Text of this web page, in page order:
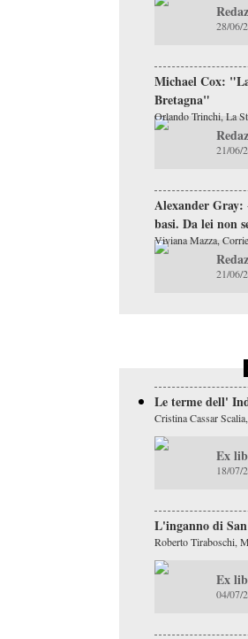
28/06/
Michael Cox:
Bretagna"
Orlando Trinchi, La
21/06/
Alexander Gray:
basi. Da lei non
Viviana Mazza,
21/06/
Le terme dell'
Cristina Cassar
Ex
18/07/
L'inganno di
Roberto Tiraboschi,
Ex
04/07/